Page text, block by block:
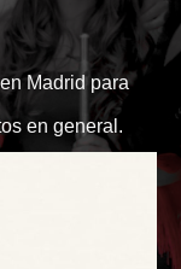
Madrid para
en general.